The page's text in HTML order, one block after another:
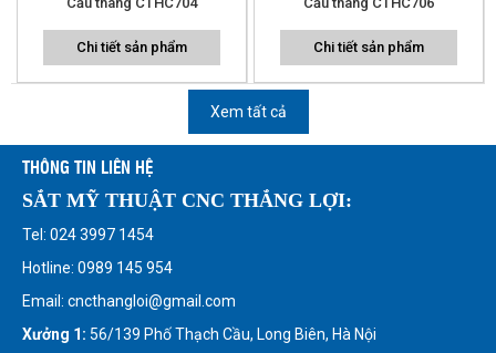
Chi tiết sản phẩm Chi tiết sản phẩm
Xem tất cả
THÔNG TIN LIÊN HỆ
SẮT MỸ THUẬT CNC THẮNG LỢI:
Tel: 024 3997 1454
Hotline: 0989 145 954
Email: cncthangloi@gmail.com
Xưởng 1: 56/139 Phố Thạch Cầu, Long Biên, Hà Nội